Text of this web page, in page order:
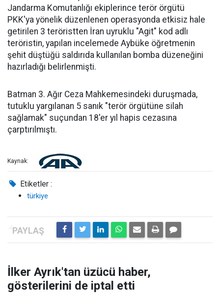
Jandarma Komutanlığı ekiplerince terör örgütü
PKK'ya yönelik düzenlenen operasyonda etkisiz hale
getirilen 3 teröristten İran uyruklu "Agit" kod adlı
teröristin, yapılan incelemede Aybüke öğretmenin
şehit düştüğü saldırıda kullanılan bomba düzeneğini
hazırladığı belirlenmişti.
Batman 3. Ağır Ceza Mahkemesindeki duruşmada,
tutuklu yargılanan 5 sanık "terör örgütüne silah
sağlamak" suçundan 18'er yıl hapis cezasına
çarptırılmıştı.
Kaynak:
Etiketler :
türkiye
İlker Ayrık'tan üzücü haber,
gösterilerini de iptal etti